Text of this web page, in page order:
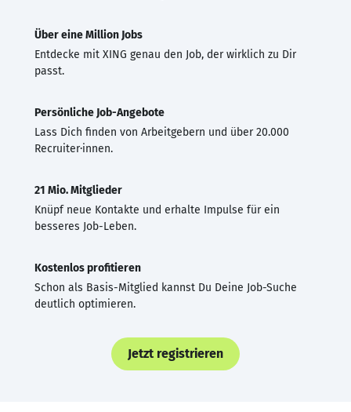
Über eine Million Jobs
Entdecke mit XING genau den Job, der wirklich zu Dir
passt.
Persönliche Job-Angebote
Lass Dich finden von Arbeitgebern und über 20.000
Recruiter·innen.
21 Mio. Mitglieder
Knüpf neue Kontakte und erhalte Impulse für ein
besseres Job-Leben.
Kostenlos profitieren
Schon als Basis-Mitglied kannst Du Deine Job-Suche
deutlich optimieren.
Jetzt registrieren